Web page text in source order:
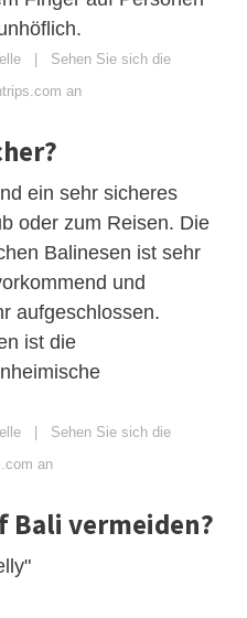
| Sehen Sie sich die
an
ein sehr sicheres
oder zum Reisen. Die
Balinesen ist sehr
und
aufgeschlossen.
ist die
| Sehen Sie sich die
an
Bali vermeiden?